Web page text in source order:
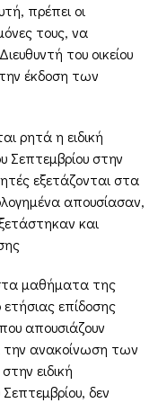
πρέπει οι
τους, να
του οικείου
έκδοση των
ρητά η ειδική
Σεπτεμβρίου στην
εξετάζονται στα
απουσίασαν,
και
μαθήματα της
επίδοσης
απουσιάζουν
την ανακοίνωση των
ειδική
δεν